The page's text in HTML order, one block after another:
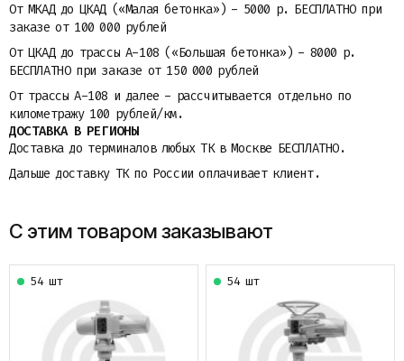
От МКАД до ЦКАД («Малая бетонка») - 5000 р. БЕСПЛАТНО при
заказе от 100 000 рублей
От ЦКАД до трассы A-108 («Большая бетонка») - 8000 р.
БЕСПЛАТНО при заказе от 150 000 рублей
От трассы A-108 и далее - рассчитывается отдельно по
километражу 100 рублей/км.
ДОСТАВКА В РЕГИОНЫ
Доставка до терминалов любых ТК в Москве БЕСПЛАТНО.
Дальше доставку ТК по России оплачивает клиент.
С этим товаром заказывают
54 шт 54 шт